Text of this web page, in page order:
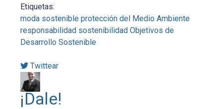
Etiquetas:
moda sostenible protección del Medio Ambiente
responsabilidad sostenibilidad Objetivos de
Desarrollo Sostenible
Twittear
¡Dale!